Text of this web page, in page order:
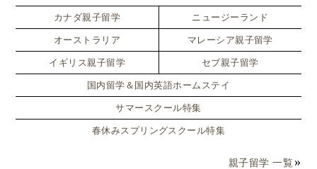
カナダ親子留学 ニュージーランド
オーストラリア マレーシア親子留学
イギリス親子留学 セブ親子留学
国内留学＆国内英語ホームステイ
サマースクール特集
春休みスプリングスクール特集
親子留学 一覧